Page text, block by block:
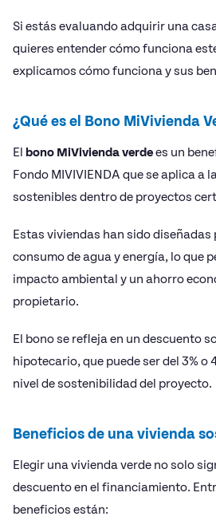
Si estás evaluando adquirir una
quieres entender cómo funciona
explicamos cómo funciona y sus
¿Qué es el Bono MiVivienda
El bono MiVivienda verdees un
Fondo MIVIVIENDA que se aplica a
sostenibles dentro de proyectos
Estas viviendas han sido diseñadas
consumo de agua y energía, lo que
impacto ambiental y un ahorro
propietario.
El bono se refleja en un descuento
hipotecario, que puede ser del 3% o
nivel de sostenibilidad del proyecto.
Beneficios de una vivienda
Elegir una vivienda verde no solo
descuento en el financiamiento.
beneficios están: